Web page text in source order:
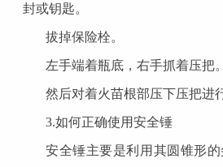
封或钥匙。
拔掉保险栓。
左手端着瓶底，右手抓着压把。
然后对着火苗根部压下压把进
3.如何正确使用安全锤
安全锤主要是利用其圆锥形